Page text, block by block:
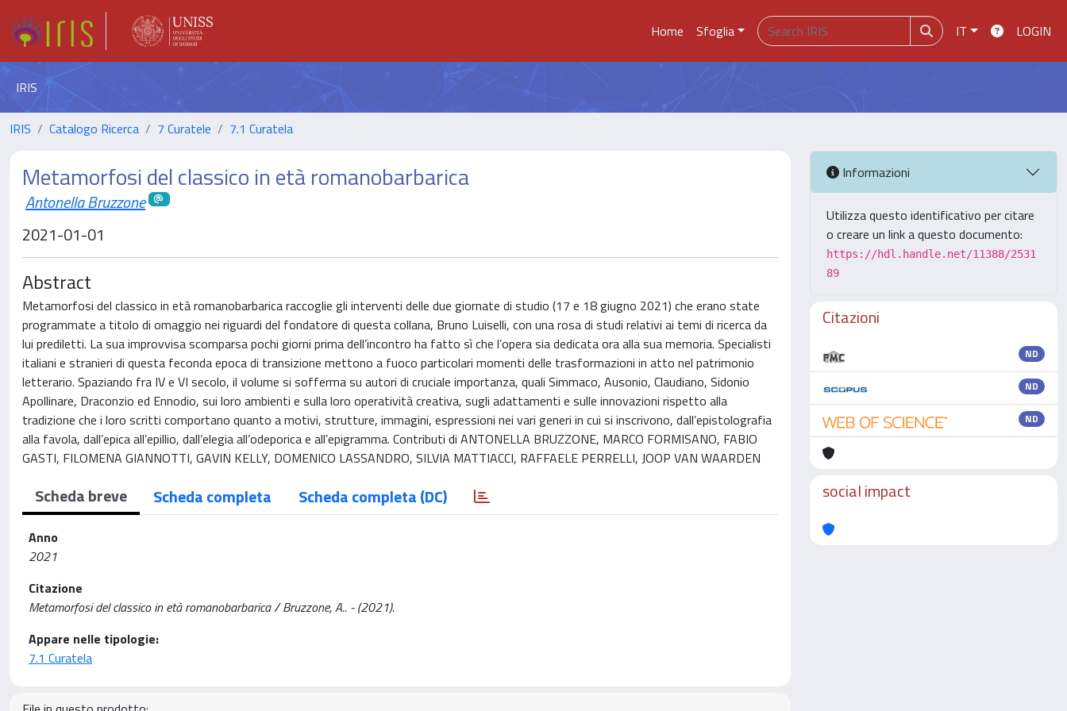
Home Sfoglia IT LOGIN
IRIS
IRIS Catalogo Ricerca 7 Curatele 7.1 Curatela
Metamorfosi del classico in età romanobarbarica
Antonella Bruzzone
2021-01-01
Abstract
Metamorfosi del classico in età romanobarbarica raccoglie gli interventi delle due giornate di studio (17 e 18 giugno 2021) che erano state
programmate a titolo di omaggio nei riguardi del fondatore di questa collana, Bruno Luiselli, con una rosa di studi relativi ai temi di ricerca da
lui prediletti. La sua improvvisa scomparsa pochi giorni prima dell’incontro ha fatto sì che l’opera sia dedicata ora alla sua memoria. Specialisti
italiani e stranieri di questa feconda epoca di transizione mettono a fuoco particolari momenti delle trasformazioni in atto nel patrimonio
letterario. Spaziando fra IV e VI secolo, il volume si sofferma su autori di cruciale importanza, quali Simmaco, Ausonio, Claudiano, Sidonio
Apollinare, Draconzio ed Ennodio, sui loro ambienti e sulla loro operatività creativa, sugli adattamenti e sulle innovazioni rispetto alla
tradizione che i loro scritti comportano quanto a motivi, strutture, immagini, espressioni nei vari generi in cui si inscrivono, dall’epistolografia
alla favola, dall’epica all’epillio, dall’elegia all’odeporica e all’epigramma. Contributi di ANTONELLA BRUZZONE, MARCO FORMISANO, FABIO
GASTI, FILOMENA GIANNOTTI, GAVIN KELLY, DOMENICO LASSANDRO, SILVIA MATTIACCI, RAFFAELE PERRELLI, JOOP VAN WAARDEN
Scheda breve Scheda completa Scheda completa (DC)
Anno
2021
Citazione
Metamorfosi del classico in età romanobarbarica / Bruzzone, A.. - (2021).
Appare nelle tipologie:
7.1 Curatela
Informazioni
Utilizza questo identificativo per citare
o creare un link a questo documento:
https://hdl.handle.net/11388/2531
89
Citazioni
ND
ND
ND
social impact